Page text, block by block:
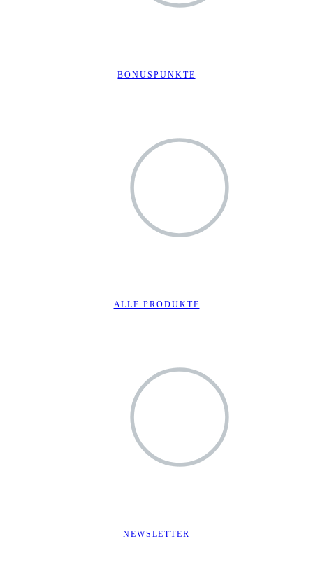
BONUSPUNKTE
ALLE PRODUKTE
NEWSLETTER